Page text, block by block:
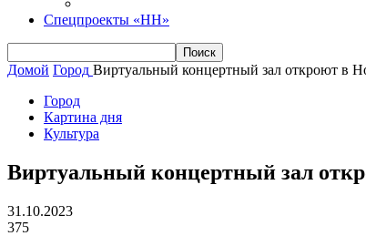
Спецпроекты «НН»
Домой Город Виртуальный концертный зал откроют в
Город
Картина дня
Культура
Виртуальный концертный зал
31.10.2023
375